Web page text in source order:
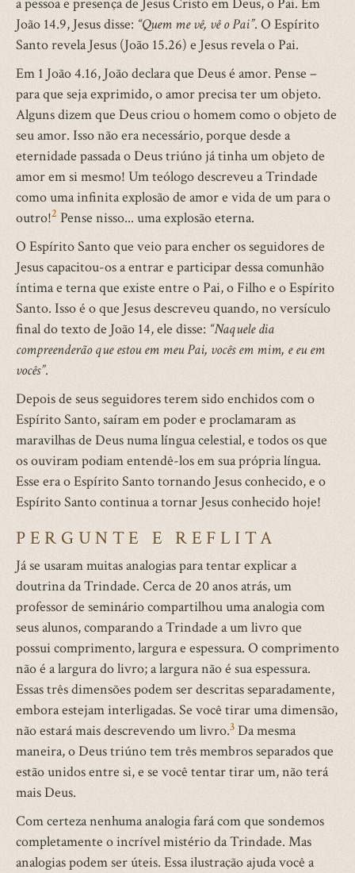
João 14.9, Jesus disse: “Quem me vê, vê o Pai”. O Espírito
Santo revela Jesus (João 15.26) e Jesus revela o Pai.
Em 1 João 4.16, João declara que Deus é amor. Pense –
para que seja exprimido, o amor precisa ter um objeto.
Alguns dizem que Deus criou o homem como o objeto de
seu amor. Isso não era necessário, porque desde a
eternidade passada o Deus triúno já tinha um objeto de
amor em si mesmo! Um teólogo descreveu a Trindade
como uma infinita explosão de amor e vida de um para o
outro!2 Pense nisso... uma explosão eterna.
O Espírito Santo que veio para encher os seguidores de
Jesus capacitou-os a entrar e participar dessa comunhão
íntima e terna que existe entre o Pai, o Filho e o Espírito
Santo. Isso é o que Jesus descreveu quando, no versículo
final do texto de João 14, ele disse: “Naquele dia
compreenderão que estou em meu Pai, vocês em mim, e eu em
vocês”.
Depois de seus seguidores terem sido enchidos com o
Espírito Santo, saíram em poder e proclamaram as
maravilhas de Deus numa língua celestial, e todos os que
os ouviram podiam entendê-los em sua própria língua.
Esse era o Espírito Santo tornando Jesus conhecido, e o
Espírito Santo continua a tornar Jesus conhecido hoje!
PERGUNTE E REFLITA
Já se usaram muitas analogias para tentar explicar a
doutrina da Trindade. Cerca de 20 anos atrás, um
professor de seminário compartilhou uma analogia com
seus alunos, comparando a Trindade a um livro que
possui comprimento, largura e espessura. O comprimento
não é a largura do livro; a largura não é sua espessura.
Essas três dimensões podem ser descritas separadamente,
embora estejam interligadas. Se você tirar uma dimensão,
não estará mais descrevendo um livro.3 Da mesma
maneira, o Deus triúno tem três membros separados que
estão unidos entre si, e se você tentar tirar um, não terá
mais Deus.
Com certeza nenhuma analogia fará com que sondemos
completamente o incrível mistério da Trindade. Mas
analogias podem ser úteis. Essa ilustração ajuda você a